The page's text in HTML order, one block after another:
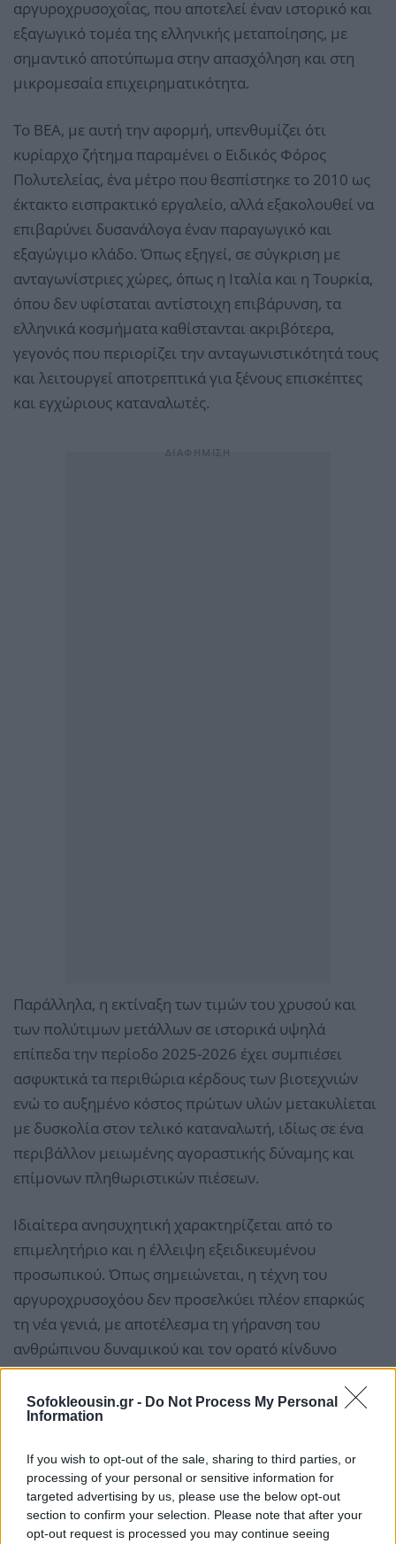
Sofokleousin.gr - Do Not Process My Personal
Information
If you wish to opt-out of the sale, sharing to third parties, or
processing of your personal or sensitive information for
targeted advertising by us, please use the below opt-out
section to confirm your selection. Please note that after your
opt-out request is processed you may continue seeing
αργυροχρυσοχοΐας, που αποτελεί έναν ιστορικό και
εξαγωγικό τομέα της ελληνικής μεταποίησης, με
σημαντικό αποτύπωμα στην απασχόληση και στη
μικρομεσαία επιχειρηματικότητα.
Το ΒΕΑ, με αυτή την αφορμή, υπενθυμίζει ότι
κυρίαρχο ζήτημα παραμένει ο Ειδικός Φόρος
Πολυτελείας, ένα μέτρο που θεσπίστηκε το 2010 ως
έκτακτο εισπρακτικό εργαλείο, αλλά εξακολουθεί να
επιβαρύνει δυσανάλογα έναν παραγωγικό και
εξαγώγιμο κλάδο. Όπως εξηγεί, σε σύγκριση με
ανταγωνίστριες χώρες, όπως η Ιταλία και η Τουρκία,
όπου δεν υφίσταται αντίστοιχη επιβάρυνση, τα
ελληνικά κοσμήματα καθίστανται ακριβότερα,
γεγονός που περιορίζει την ανταγωνιστικότητά τους
και λειτουργεί αποτρεπτικά για ξένους επισκέπτες
και εγχώριους καταναλωτές.
Παράλληλα, η εκτίναξη των τιμών του χρυσού και
των πολύτιμων μετάλλων σε ιστορικά υψηλά
επίπεδα την περίοδο 2025-2026 έχει συμπιέσει
ασφυκτικά τα περιθώρια κέρδους των βιοτεχνιών
ενώ το αυξημένο κόστος πρώτων υλών μετακυλίεται
με δυσκολία στον τελικό καταναλωτή, ιδίως σε ένα
περιβάλλον μειωμένης αγοραστικής δύναμης και
επίμονων πληθωριστικών πιέσεων.
Ιδιαίτερα ανησυχητική χαρακτηρίζεται από το
επιμελητήριο και η έλλειψη εξειδικευμένου
προσωπικού. Όπως σημειώνεται, η τέχνη του
αργυροχρυσοχόου δεν προσελκύει πλέον επαρκώς
τη νέα γενιά, με αποτέλεσμα τη γήρανση του
ανθρώπινου δυναμικού και τον ορατό κίνδυνο
απώλειας πολύτιμης τεχνογνωσίας. Το ΒΕΑ
υπενθυμίζει ότι, επανειλημμένα, έχει ζητήσει την
ενίσχυση της επαγγελματικής εκπαίδευσης και τη
εργασίας, ώστε να διασφαλιστεί η βιωσιμότητα και η
συνέχεια του κλάδου.